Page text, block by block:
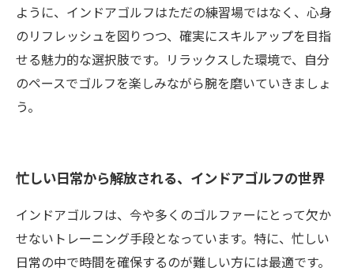
ように、インドアゴルフはただの練習場ではなく、心身
のリフレッシュを図りつつ、確実にスキルアップを目指
せる魅力的な選択肢です。リラックスした環境で、自分
のペースでゴルフを楽しみながら腕を磨いていきましょ
う。
忙しい日常から解放される、インドアゴルフの世界
インドアゴルフは、今や多くのゴルファーにとって欠か
せないトレーニング手段となっています。特に、忙しい
日常の中で時間を確保するのが難しい方には最適です。